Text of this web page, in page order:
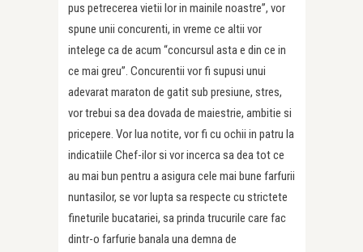
pus petrecerea vietii lor in mainile noastre”, vor
spune unii concurenti, in vreme ce altii vor
intelege ca de acum “concursul asta e din ce in
ce mai greu”. Concurentii vor fi supusi unui
adevarat maraton de gatit sub presiune, stres,
vor trebui sa dea dovada de maiestrie, ambitie si
pricepere. Vor lua notite, vor fi cu ochii in patru la
indicatiile Chef-ilor si vor incerca sa dea tot ce
au mai bun pentru a asigura cele mai bune farfurii
nuntasilor, se vor lupta sa respecte cu strictete
fineturile bucatariei, sa prinda trucurile care fac
dintr-o farfurie banala una demna de